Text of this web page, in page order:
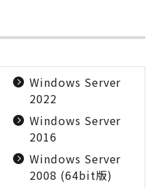
Windows Server
2022
Windows Server
2016
Windows Server
2008 (64bit版)